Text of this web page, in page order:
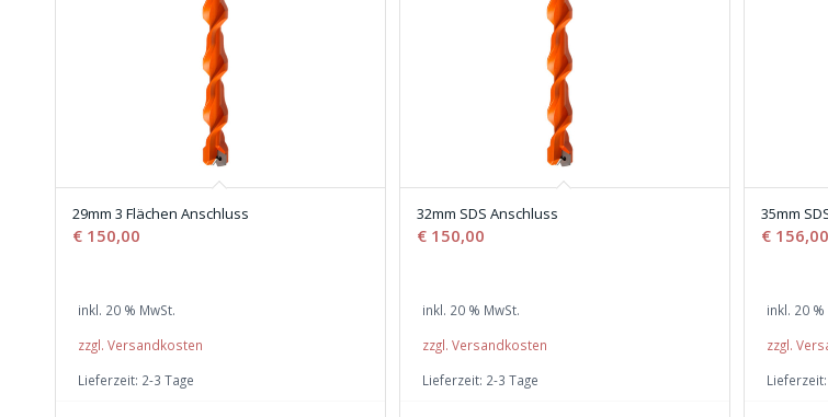
29mm 3 Flächen Anschluss
€ 150,00
inkl. 20 % MwSt.
zzgl. Versandkosten
Lieferzeit: 2-3 Tage
32mm SDS Anschluss
€ 150,00
inkl. 20 % MwSt.
zzgl. Versandkosten
Lieferzeit: 2-3 Tage
35mm
€ 156,00
inkl. 20 %
zzgl.
Lieferzeit: